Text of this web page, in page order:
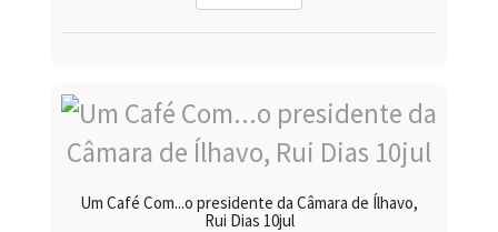
Um Café Com...o presidente da Câmara de Ílhavo,
Rui Dias 10jul